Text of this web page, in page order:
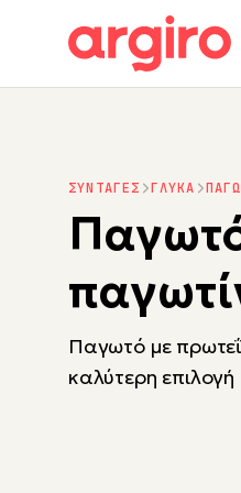
ΣΥΝΤΑΓΕΣ ΓΛΥΚΑ
Παγωτό με
καλύτερη